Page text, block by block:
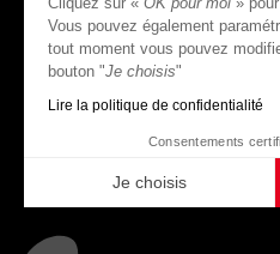
THIRARD S.A.S
45, rue Jean Jaurès
80390 Fressenneville
CS 60004 France
Vous pouvez également
tout moment vous pouvez
bouton "Je choisis"
Lire la politique de confidentialité
Consentements
Je choisis
Notre plateforme vous permet d'adapter et